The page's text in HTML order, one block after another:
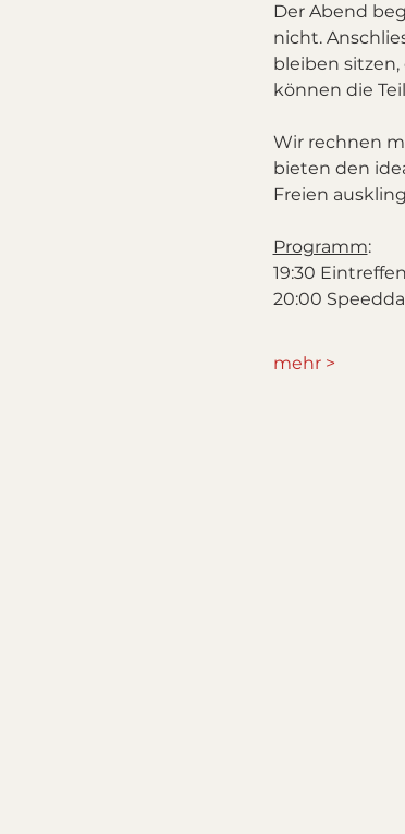
Der Abend
nicht.
bleiben
können die
Wir rechnen
bieten den
Freien
Programm:
19:30
20:00
mehr >